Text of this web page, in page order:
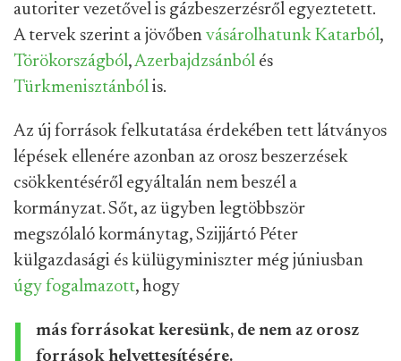
autoriter vezetővel is gázbeszerzésről egyeztetett.
A tervek szerint a jövőben vásárolhatunk Katarból,
Törökországból,Azerbajdzsánból és
Türkmenisztánból is.
Az új források felkutatása érdekében tett látványos
lépések ellenére azonban az orosz beszerzések
csökkentéséről egyáltalán nem beszél a
kormányzat. Sőt, az ügyben legtöbbször
megszólaló kormánytag, Szijjártó Péter
külgazdasági és külügyminiszter még júniusban
úgy fogalmazott, hogy
más forrásokat keresünk, de nem az orosz
források helyettesítésére.